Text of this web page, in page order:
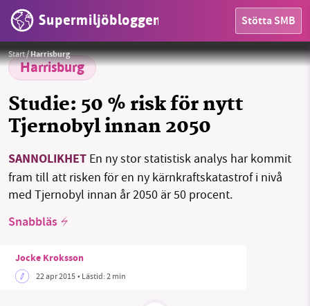
Supermiljöbloggen Stötta SMB
OMRÅDEN
MILJÖFAKTA
OM OSS
Sök Sparade inlägg Tipsa oss
Threads
Start/Harrisburg
Harrisburg
Studie: 50 % risk för nytt
Tjernobyl innan 2050
SANNOLIKHET En ny stor statistisk analys har kommit
fram till att risken för en ny kärnkraftskatastrof i nivå
med Tjernobyl innan år 2050 är 50 procent.
Snabbläs
Jocke Kroksson
22 apr 2015• Lästid:2 min
Foto: (Public domain)